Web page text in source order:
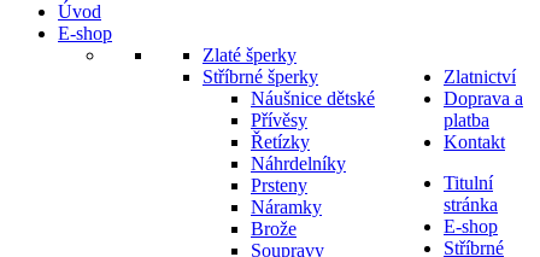
Úvod
E-shop
Zlaté šperky
Stříbrné šperky
Náušnice dětské
Přívěsy
Řetízky
Náhrdelníky
Prsteny
Náramky
Brože
Soupravy
Zlatnictví
Doprava a
platba
Kontakt
Titulní
stránka
E-shop
Stříbrné